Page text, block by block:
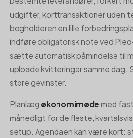
udgifter, korttransaktioner uden
bogholderen en lille
indføre obligatorisk note ved
sætte automatisk påmindelse til
uploade kvitteringer samme dag.
store gevinster.
Planlæg økonomimødemed
månedligt for de fleste,
setup. Agendaen kan være kort: